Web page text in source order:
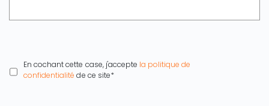
En cochant cette case, j'accepte la politique de
confidentialité de ce site*